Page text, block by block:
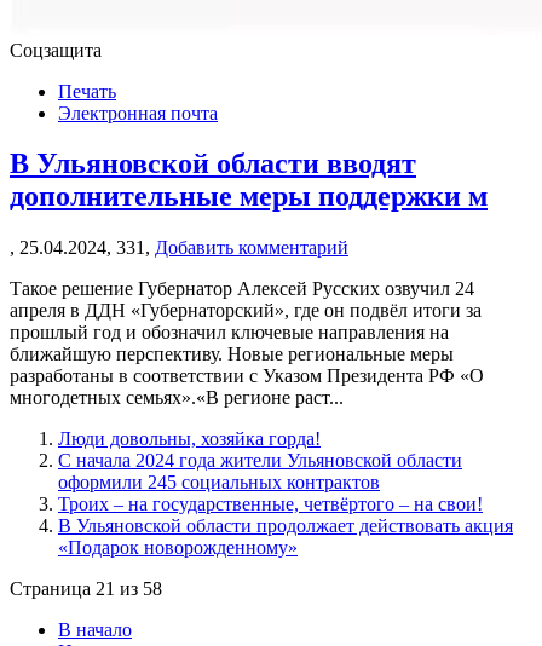
Соцзащита
Печать
Электронная почта
В Ульяновской области вводят
дополнительные меры поддержки м
, 25.04.2024, 331, Добавить комментарий
Такое решение Губернатор Алексей Русских озвучил 24
апреля в ДДН «Губернаторский», где он подвёл итоги за
прошлый год и обозначил ключевые направления на
ближайшую перспективу. Новые региональные меры
разработаны в соответствии с Указом Президента РФ «О
многодетных семьях».«В регионе раст...
Люди довольны, хозяйка горда!
С начала 2024 года жители Ульяновской области
оформили 245 социальных контрактов
Троих – на государственные, четвёртого – на свои!
В Ульяновской области продолжает действовать акция
«Подарок новорожденному»
Страница 21 из 58
В начало